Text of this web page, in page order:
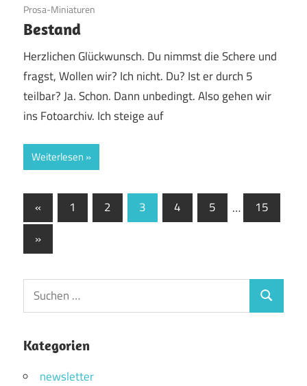
Prosa-Miniaturen
Bestand
Herzlichen Glückwunsch. Du nimmst die Schere und
fragst, Wollen wir? Ich nicht. Du? Ist er durch 5
teilbar? Ja. Schon. Dann unbedingt. Also gehen wir
ins Fotoarchiv. Ich steige auf
Weiterlesen
Seitennummerierung
der
Beiträge
« Vorherige
Beiträge
1 2 3 4 5 …
15
Nächste
Beiträge
»
Suchen
nach:
Suchen
Kategorien
newsletter